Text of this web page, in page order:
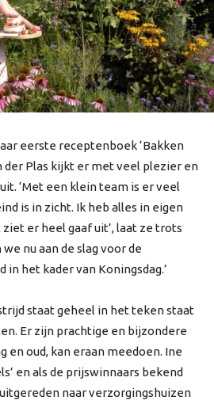
eerste receptenboek ‘Bakken
der Plas kijkt er met veel plezier en
‘Met een klein team is er veel
is in zicht. Ik heb alles in eigen
er heel gaaf uit’, laat ze trots
nu aan de slag voor de
het kader van Koningsdag.’
staat geheel in het teken staat
Er zijn prachtige en bijzondere
en oud, kan eraan meedoen. Ine
en als de prijswinnaars bekend
naar verzorgingshuizen